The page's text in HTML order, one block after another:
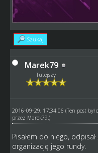
Szukaj
Marek79
Tutejszy
2016-09-29, 17:34:06 (Ten post
przez Marek79.)
Pisałem do niego,
organizację jego rundy.